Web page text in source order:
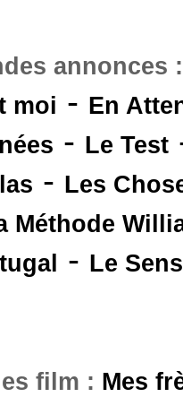
annonces
moi - En
- Le Test
- Les
Méthode
- Le
film : Mes